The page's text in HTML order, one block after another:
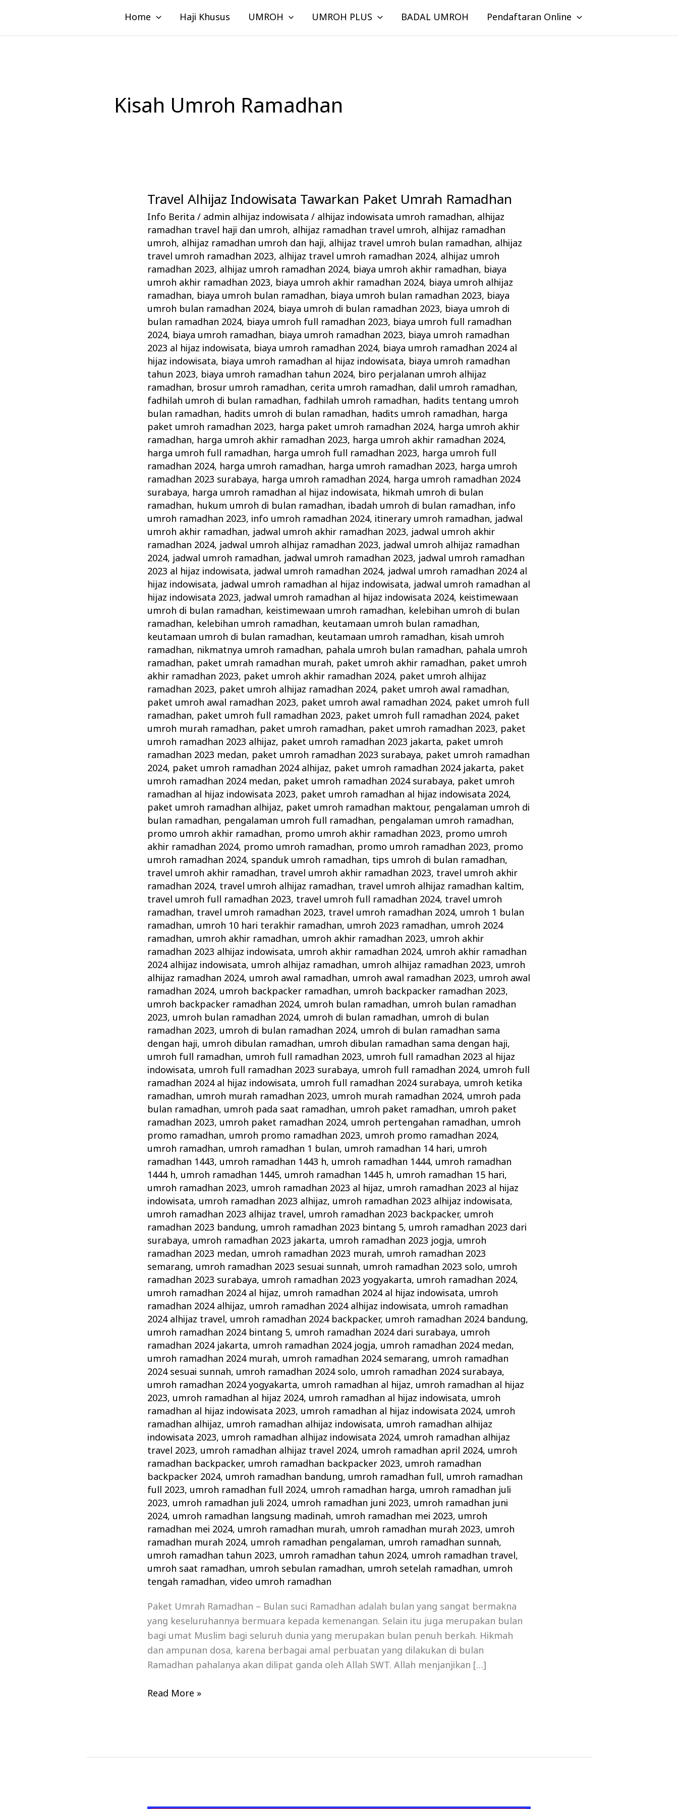
konten
Home Haji Khusus UMROH UMROH PLUS BADAL UMROH Pendaftaran Online
Kisah Umroh Ramadhan
Travel Alhijaz Indowisata Tawarkan Paket Umrah Ramadhan
Info Berita / admin alhijaz indowisata/ alhijaz indowisata umroh ramadhan, alhijaz
ramadhan travel haji dan umroh, alhijaz ramadhan travel umroh, alhijaz ramadhan
umroh, alhijaz ramadhan umroh dan haji, alhijaz travel umroh bulan ramadhan, alhijaz
travel umroh ramadhan 2023, alhijaz travel umroh ramadhan 2024, alhijaz umroh
ramadhan 2023, alhijaz umroh ramadhan 2024, biaya umroh akhir ramadhan, biaya
umroh akhir ramadhan 2023, biaya umroh akhir ramadhan 2024, biaya umroh alhijaz
ramadhan, biaya umroh bulan ramadhan, biaya umroh bulan ramadhan 2023, biaya
umroh bulan ramadhan 2024, biaya umroh di bulan ramadhan 2023, biaya umroh di
bulan ramadhan 2024, biaya umroh full ramadhan 2023, biaya umroh full ramadhan
2024, biaya umroh ramadhan, biaya umroh ramadhan 2023, biaya umroh ramadhan
2023 al hijaz indowisata, biaya umroh ramadhan 2024, biaya umroh ramadhan 2024 al
hijaz indowisata, biaya umroh ramadhan al hijaz indowisata, biaya umroh ramadhan
tahun 2023, biaya umroh ramadhan tahun 2024, biro perjalanan umroh alhijaz
ramadhan, brosur umroh ramadhan, cerita umroh ramadhan, dalil umroh ramadhan,
fadhilah umroh di bulan ramadhan, fadhilah umroh ramadhan, hadits tentang umroh
bulan ramadhan, hadits umroh di bulan ramadhan, hadits umroh ramadhan, harga
paket umroh ramadhan 2023, harga paket umroh ramadhan 2024, harga umroh akhir
ramadhan, harga umroh akhir ramadhan 2023, harga umroh akhir ramadhan 2024,
harga umroh full ramadhan, harga umroh full ramadhan 2023, harga umroh full
ramadhan 2024, harga umroh ramadhan, harga umroh ramadhan 2023, harga umroh
ramadhan 2023 surabaya, harga umroh ramadhan 2024, harga umroh ramadhan 2024
surabaya, harga umroh ramadhan al hijaz indowisata, hikmah umroh di bulan
ramadhan, hukum umroh di bulan ramadhan, ibadah umroh di bulan ramadhan, info
umroh ramadhan 2023, info umroh ramadhan 2024, itinerary umroh ramadhan, jadwal
umroh akhir ramadhan, jadwal umroh akhir ramadhan 2023, jadwal umroh akhir
ramadhan 2024, jadwal umroh alhijaz ramadhan 2023, jadwal umroh alhijaz ramadhan
2024, jadwal umroh ramadhan, jadwal umroh ramadhan 2023, jadwal umroh ramadhan
2023 al hijaz indowisata, jadwal umroh ramadhan 2024, jadwal umroh ramadhan 2024 al
hijaz indowisata, jadwal umroh ramadhan al hijaz indowisata, jadwal umroh ramadhan al
hijaz indowisata 2023, jadwal umroh ramadhan al hijaz indowisata 2024, keistimewaan
umroh di bulan ramadhan, keistimewaan umroh ramadhan, kelebihan umroh di bulan
ramadhan, kelebihan umroh ramadhan, keutamaan umroh bulan ramadhan,
keutamaan umroh di bulan ramadhan, keutamaan umroh ramadhan, kisah umroh
ramadhan, nikmatnya umroh ramadhan, pahala umroh bulan ramadhan, pahala umroh
ramadhan, paket umrah ramadhan murah, paket umroh akhir ramadhan, paket umroh
akhir ramadhan 2023, paket umroh akhir ramadhan 2024, paket umroh alhijaz
ramadhan 2023, paket umroh alhijaz ramadhan 2024, paket umroh awal ramadhan,
paket umroh awal ramadhan 2023, paket umroh awal ramadhan 2024, paket umroh full
ramadhan, paket umroh full ramadhan 2023, paket umroh full ramadhan 2024, paket
umroh murah ramadhan, paket umroh ramadhan, paket umroh ramadhan 2023, paket
umroh ramadhan 2023 alhijaz, paket umroh ramadhan 2023 jakarta, paket umroh
ramadhan 2023 medan, paket umroh ramadhan 2023 surabaya, paket umroh ramadhan
2024, paket umroh ramadhan 2024 alhijaz, paket umroh ramadhan 2024 jakarta, paket
umroh ramadhan 2024 medan, paket umroh ramadhan 2024 surabaya, paket umroh
ramadhan al hijaz indowisata 2023, paket umroh ramadhan al hijaz indowisata 2024,
paket umroh ramadhan alhijaz, paket umroh ramadhan maktour, pengalaman umroh di
bulan ramadhan, pengalaman umroh full ramadhan, pengalaman umroh ramadhan,
promo umroh akhir ramadhan, promo umroh akhir ramadhan 2023, promo umroh
akhir ramadhan 2024, promo umroh ramadhan, promo umroh ramadhan 2023, promo
umroh ramadhan 2024, spanduk umroh ramadhan, tips umroh di bulan ramadhan,
travel umroh akhir ramadhan, travel umroh akhir ramadhan 2023, travel umroh akhir
ramadhan 2024, travel umroh alhijaz ramadhan, travel umroh alhijaz ramadhan kaltim,
travel umroh full ramadhan 2023, travel umroh full ramadhan 2024, travel umroh
ramadhan, travel umroh ramadhan 2023, travel umroh ramadhan 2024, umroh 1 bulan
ramadhan, umroh 10 hari terakhir ramadhan, umroh 2023 ramadhan, umroh 2024
ramadhan, umroh akhir ramadhan, umroh akhir ramadhan 2023, umroh akhir
ramadhan 2023 alhijaz indowisata, umroh akhir ramadhan 2024, umroh akhir ramadhan
2024 alhijaz indowisata, umroh alhijaz ramadhan, umroh alhijaz ramadhan 2023, umroh
alhijaz ramadhan 2024, umroh awal ramadhan, umroh awal ramadhan 2023, umroh awal
ramadhan 2024, umroh backpacker ramadhan, umroh backpacker ramadhan 2023,
umroh backpacker ramadhan 2024, umroh bulan ramadhan, umroh bulan ramadhan
2023, umroh bulan ramadhan 2024, umroh di bulan ramadhan, umroh di bulan
ramadhan 2023, umroh di bulan ramadhan 2024, umroh di bulan ramadhan sama
dengan haji, umroh dibulan ramadhan, umroh dibulan ramadhan sama dengan haji,
umroh full ramadhan, umroh full ramadhan 2023, umroh full ramadhan 2023 al hijaz
indowisata, umroh full ramadhan 2023 surabaya, umroh full ramadhan 2024, umroh full
ramadhan 2024 al hijaz indowisata, umroh full ramadhan 2024 surabaya, umroh ketika
ramadhan, umroh murah ramadhan 2023, umroh murah ramadhan 2024, umroh pada
bulan ramadhan, umroh pada saat ramadhan, umroh paket ramadhan, umroh paket
ramadhan 2023, umroh paket ramadhan 2024, umroh pertengahan ramadhan, umroh
promo ramadhan, umroh promo ramadhan 2023, umroh promo ramadhan 2024,
umroh ramadhan, umroh ramadhan 1 bulan, umroh ramadhan 14 hari, umroh
ramadhan 1443, umroh ramadhan 1443 h, umroh ramadhan 1444, umroh ramadhan
1444 h, umroh ramadhan 1445, umroh ramadhan 1445 h, umroh ramadhan 15 hari,
umroh ramadhan 2023, umroh ramadhan 2023 al hijaz, umroh ramadhan 2023 al hijaz
indowisata, umroh ramadhan 2023 alhijaz, umroh ramadhan 2023 alhijaz indowisata,
umroh ramadhan 2023 alhijaz travel, umroh ramadhan 2023 backpacker, umroh
ramadhan 2023 bandung, umroh ramadhan 2023 bintang 5, umroh ramadhan 2023 dari
surabaya, umroh ramadhan 2023 jakarta, umroh ramadhan 2023 jogja, umroh
ramadhan 2023 medan, umroh ramadhan 2023 murah, umroh ramadhan 2023
semarang, umroh ramadhan 2023 sesuai sunnah, umroh ramadhan 2023 solo, umroh
ramadhan 2023 surabaya, umroh ramadhan 2023 yogyakarta, umroh ramadhan 2024,
umroh ramadhan 2024 al hijaz, umroh ramadhan 2024 al hijaz indowisata, umroh
ramadhan 2024 alhijaz, umroh ramadhan 2024 alhijaz indowisata, umroh ramadhan
2024 alhijaz travel, umroh ramadhan 2024 backpacker, umroh ramadhan 2024 bandung,
umroh ramadhan 2024 bintang 5, umroh ramadhan 2024 dari surabaya, umroh
ramadhan 2024 jakarta, umroh ramadhan 2024 jogja, umroh ramadhan 2024 medan,
umroh ramadhan 2024 murah, umroh ramadhan 2024 semarang, umroh ramadhan
2024 sesuai sunnah, umroh ramadhan 2024 solo, umroh ramadhan 2024 surabaya,
umroh ramadhan 2024 yogyakarta, umroh ramadhan al hijaz, umroh ramadhan al hijaz
2023, umroh ramadhan al hijaz 2024, umroh ramadhan al hijaz indowisata, umroh
ramadhan al hijaz indowisata 2023, umroh ramadhan al hijaz indowisata 2024, umroh
ramadhan alhijaz, umroh ramadhan alhijaz indowisata, umroh ramadhan alhijaz
indowisata 2023, umroh ramadhan alhijaz indowisata 2024, umroh ramadhan alhijaz
travel 2023, umroh ramadhan alhijaz travel 2024, umroh ramadhan april 2024, umroh
ramadhan backpacker, umroh ramadhan backpacker 2023, umroh ramadhan
backpacker 2024, umroh ramadhan bandung, umroh ramadhan full, umroh ramadhan
full 2023, umroh ramadhan full 2024, umroh ramadhan harga, umroh ramadhan juli
2023, umroh ramadhan juli 2024, umroh ramadhan juni 2023, umroh ramadhan juni
2024, umroh ramadhan langsung madinah, umroh ramadhan mei 2023, umroh
ramadhan mei 2024, umroh ramadhan murah, umroh ramadhan murah 2023, umroh
ramadhan murah 2024, umroh ramadhan pengalaman, umroh ramadhan sunnah,
umroh ramadhan tahun 2023, umroh ramadhan tahun 2024, umroh ramadhan travel,
umroh saat ramadhan, umroh sebulan ramadhan, umroh setelah ramadhan, umroh
tengah ramadhan,video umroh ramadhan
Paket Umrah Ramadhan – Bulan suci Ramadhan adalah bulan yang sangat bermakna
yang keseluruhannya bermuara kepada kemenangan. Selain itu juga merupakan bulan
bagi umat Muslim bagi seluruh dunia yang merupakan bulan penuh berkah. Hikmah
dan ampunan dosa, karena berbagai amal perbuatan yang dilakukan di bulan
Ramadhan pahalanya akan dilipat ganda oleh Allah SWT. Allah menjanjikan […]
Travel
Alhijaz
Indowisata
Tawarkan
Paket
Umrah
Ramadhan
Read More »